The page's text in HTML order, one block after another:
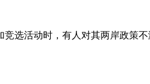
选活动时，有人对其两岸政策